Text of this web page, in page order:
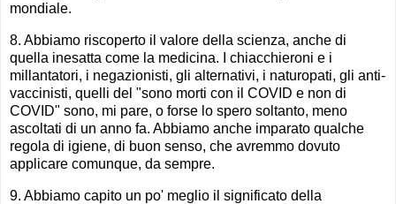
mondiale.
8. Abbiamo riscoperto il valore della scienza, anche di
quella inesatta come la medicina. I chiacchieroni e i
millantatori, i negazionisti, gli alternativi, i naturopati, gli anti-
vaccinisti, quelli del "sono morti con il COVID e non di
COVID" sono, mi pare, o forse lo spero soltanto, meno
ascoltati di un anno fa. Abbiamo anche imparato qualche
regola di igiene, di buon senso, che avremmo dovuto
applicare comunque, da sempre.
9. Abbiamo capito un po' meglio il significato della